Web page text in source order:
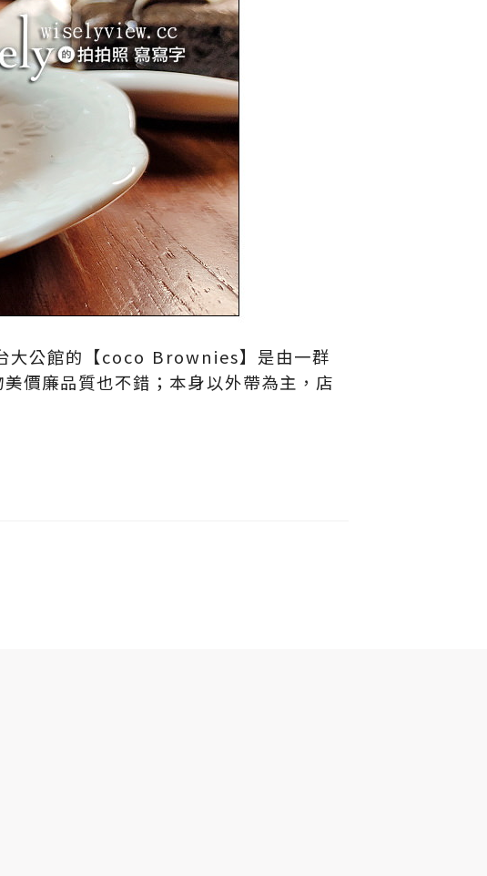
大公館的【coco Brownies】是由一群
價廉品質也不錯；本身以外帶為主，店